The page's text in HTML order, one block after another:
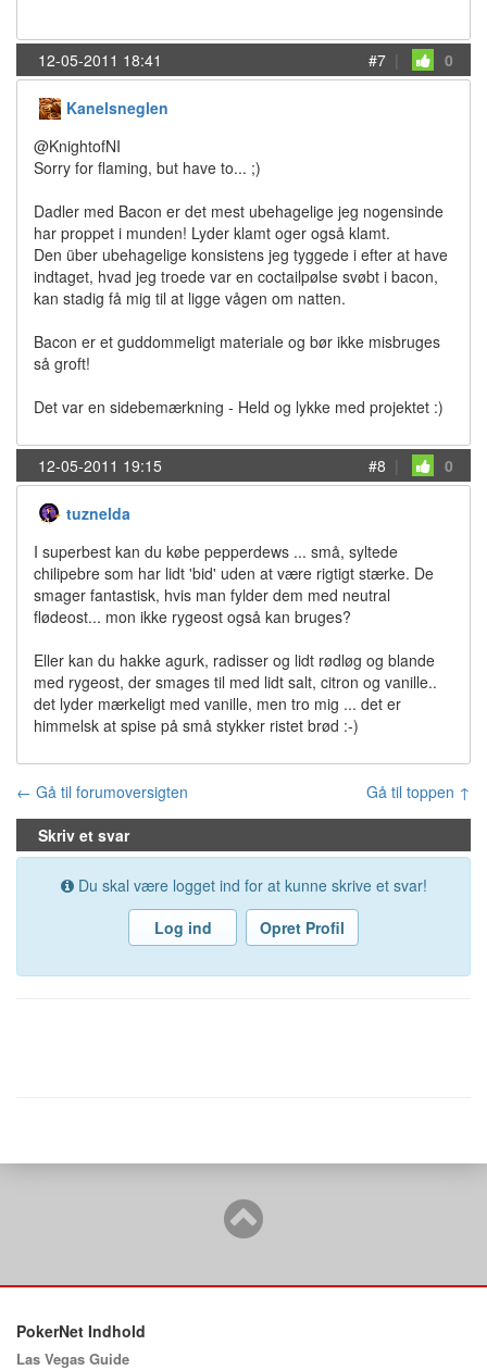
12-05-2011 18:41 #7 | 0
Kanelsneglen
@KnightofNI
Sorry for flaming, but have to... ;)
Dadler med Bacon er det mest ubehagelige jeg nogensinde
har proppet i munden! Lyder klamt oger også klamt.
Den über ubehagelige konsistens jeg tyggede i efter at have
indtaget, hvad jeg troede var en coctailpølse svøbt i bacon,
kan stadig få mig til at ligge vågen om natten.
Bacon er et guddommeligt materiale og bør ikke misbruges
så groft!
Det var en sidebemærkning - Held og lykke med projektet :)
12-05-2011 19:15 #8 | 0
tuznelda
I superbest kan du købe pepperdews ... små, syltede
chilipebre som har lidt 'bid' uden at være rigtigt stærke. De
smager fantastisk, hvis man fylder dem med neutral
flødeost... mon ikke rygeost også kan bruges?
Eller kan du hakke agurk, radisser og lidt rødløg og blande
med rygeost, der smages til med lidt salt, citron og vanille..
det lyder mærkeligt med vanille, men tro mig ... det er
himmelsk at spise på små stykker ristet brød :-)
← Gå til forumoversigten
Gå til toppen ↑
Skriv et svar
Du skal være logget ind for at kunne skrive et svar!
Log ind
Opret Profil
PokerNet Indhold
Las Vegas Guide